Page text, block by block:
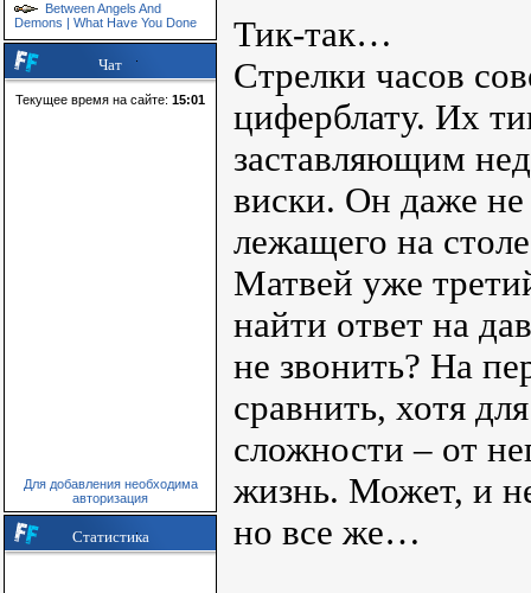
Between Angels And
Demons | What Have You Done
Чат
Текущее время на сайте: 15:01
Для добавления необходима
авторизация
Статистика
Тик-так…
Стрелки часов
циферблату. Их
заставляющим
виски. Он даже не
лежащего на
Матвей уже
найти ответ на
не звонить? На
сравнить, хотя
сложности – от
жизнь. Может, и
но все же…